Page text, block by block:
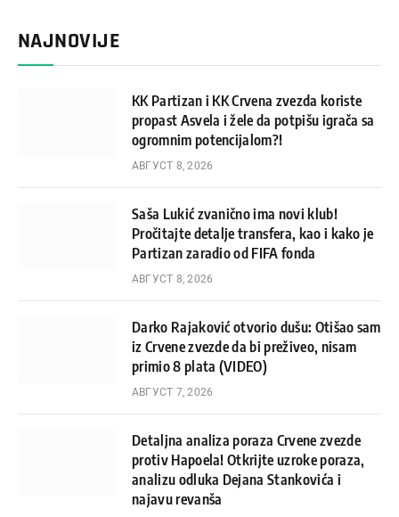
NAJNOVIJE
KK Partizan i KK Crvena zvezda koriste
propast Asvela i žele da potpišu igrača sa
ogromnim potencijalom?!
АВГУСТ 8, 2026
Saša Lukić zvanično ima novi klub!
Pročitajte detalje transfera, kao i kako je
Partizan zaradio od FIFA fonda
АВГУСТ 8, 2026
Darko Rajaković otvorio dušu: Otišao sam
iz Crvene zvezde da bi preživeo, nisam
primio 8 plata (VIDEO)
АВГУСТ 7, 2026
Detaljna analiza poraza Crvene zvezde
protiv Hapoela! Otkrijte uzroke poraza,
analizu odluka Dejana Stankovića i
najavu revanša